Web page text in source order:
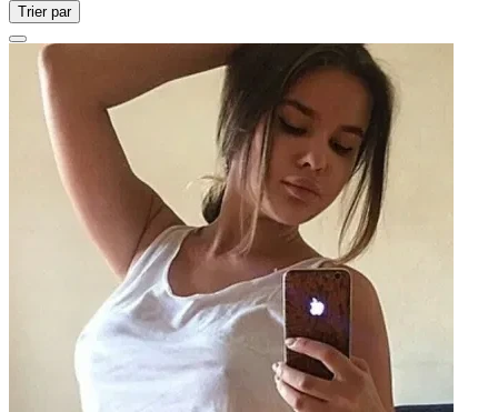
Trier par